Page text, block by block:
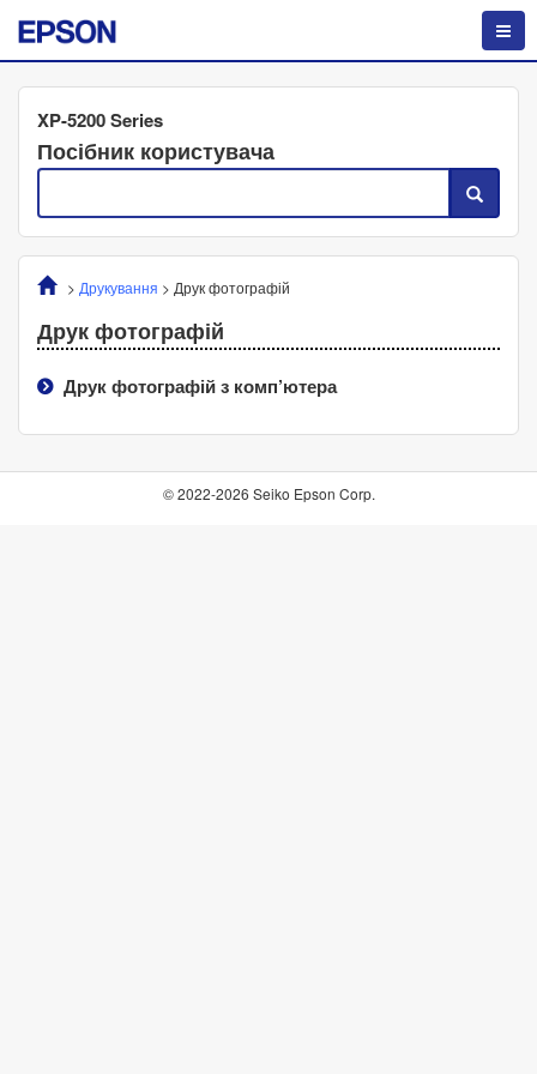
XP-5200 Series
Посібник користувача
> Друкування > Друк фотографій
Друк фотографій
Друк фотографій з комп’ютера
© 2022-2026 Seiko Epson Corp.